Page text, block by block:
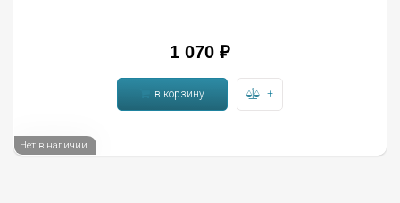
1 070 ₽
в корзину +
Нет в наличии